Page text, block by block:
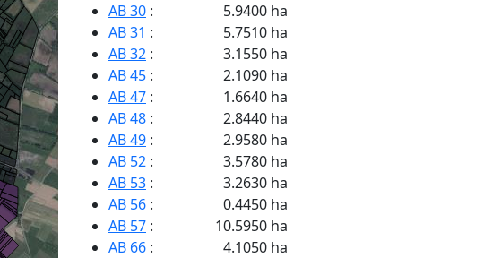
AB 30 :
5.9400 ha
AB 31 :
5.7510 ha
AB 32 :
3.1550 ha
AB 45 :
2.1090 ha
AB 47 :
1.6640 ha
AB 48 :
2.8440 ha
AB 49 :
2.9580 ha
AB 52 :
3.5780 ha
AB 53 :
3.2630 ha
AB 56 :
0.4450 ha
AB 57 :
10.5950 ha
AB 66 :
4.1050 ha